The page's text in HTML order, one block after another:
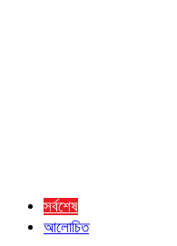
সর্বশেষ
আলোচিত